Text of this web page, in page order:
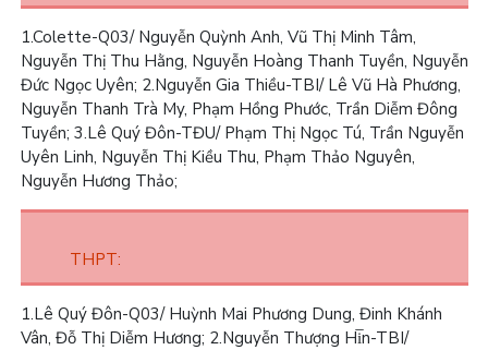
1.Colette-Q03/ Nguyễn Quỳnh Anh, Vũ Thị Minh Tâm,
Nguyễn Thị Thu Hằng, Nguyễn Hoàng Thanh Tuyền, Nguyễn
Đức Ngọc Uyên; 2.Nguyễn Gia Thiều-TBI/ Lê Vũ Hà Phương,
Nguyễn Thanh Trà My, Phạm Hồng Phước, Trần Diễm Đông
Tuyền; 3.Lê Quý Đôn-TĐU/ Phạm Thị Ngọc Tú, Trần Nguyễn
Uyên Linh, Nguyễn Thị Kiều Thu, Phạm Thảo Nguyên,
Nguyễn Hương Thảo;
THPT:
1.Lê Quý Đôn-Q03/ Huỳnh Mai Phương Dung, Đinh Khánh
Vân, Đỗ Thị Diễm Hương; 2.Nguyễn Thượng Hi̅n-TBI/